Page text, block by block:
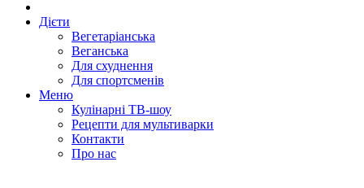
Дієти
Вегетаріанська
Веганська
Для схуднення
Для спортсменів
Меню
Кулінарні ТВ-шоу
Рецепти для мультиварки
Контакти
Про нас